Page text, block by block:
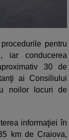
pentru
iar conducerea
30 de
ai Consiliului
noilor locuri de
informaţiei în
km de Craiova,